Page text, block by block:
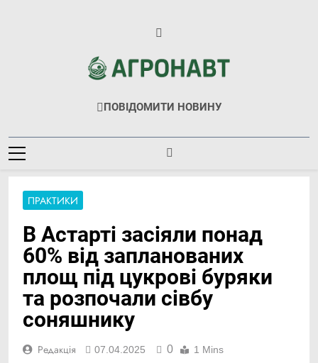
Агронавт
Новини Українського Агробізнесу
ПОВІДОМИТИ НОВИНУ
ПРАКТИКИ
В Астарті засіяли понад
60% від запланованих
площ під цукрові буряки
та розпочали сівбу
соняшнику
Редакція 07.04.2025 0 1 Mins